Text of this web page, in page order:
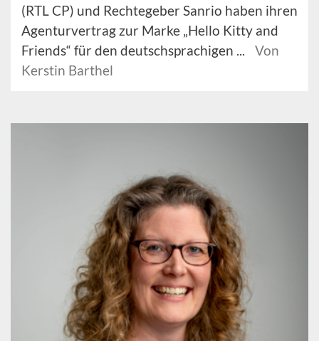
(RTL CP) und Rechtegeber Sanrio haben ihren
Agenturvertrag zur Marke „Hello Kitty and
Friends“ für den deutschsprachigen ...
Von
Kerstin Barthel